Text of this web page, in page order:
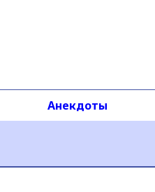
Анекдоты